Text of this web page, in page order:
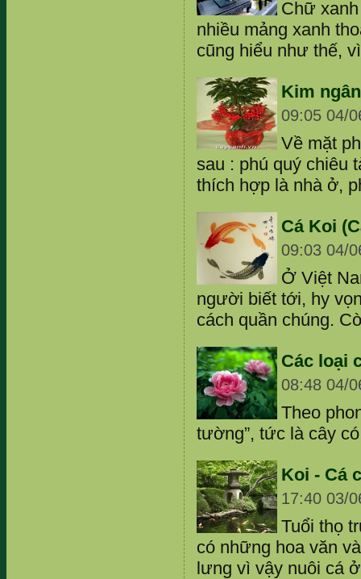
Chữ
nhiều mảng xanh
cũng hiểu như thế,
Kim
09:05 04/
Về mặt
sau : phú quý chiêu
thích hợp là nhà ở,
Cá Koi
09:03 04/
Ở Việt
người biết tới, hy
cách quần chúng.
Các loại
08:48 04/
Theo
tường”, tức là cây
Koi - Cá
17:40 03/
Tuổi thọ
có những hoa văn
lưng vì vậy nuôi cá